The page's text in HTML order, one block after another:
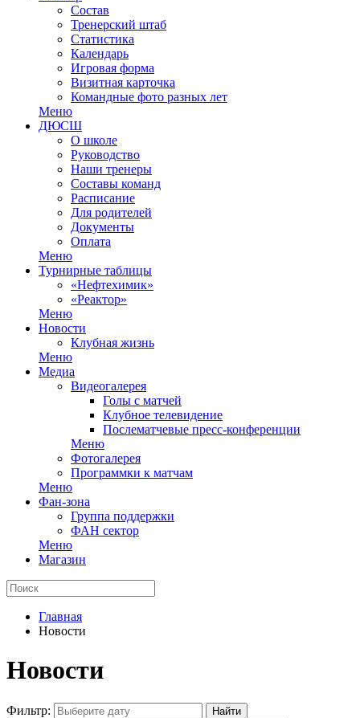
Состав
Тренерский штаб
Статистика
Календарь
Игровая форма
Визитная карточка
Командные фото разных лет
Меню
ДЮСШ
О школе
Руководство
Наши тренеры
Составы команд
Расписание
Для родителей
Документы
Оплата
Меню
Турнирные таблицы
«Нефтехимик»
«Реактор»
Меню
Новости
Клубная жизнь
Меню
Медиа
Видеогалерея
Голы с матчей
Клубное телевидение
Послематчевые пресс-конференции
Меню
Фотогалерея
Программки к матчам
Меню
Фан-зона
Группа поддержки
ФАН сектор
Меню
Магазин
Главная
Новости
Новости
Фильтр: